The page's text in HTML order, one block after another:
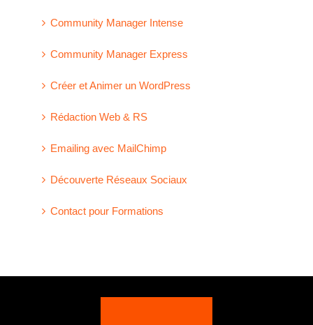
Community Manager Intense
Community Manager Express
Créer et Animer un WordPress
Rédaction Web & RS
Emailing avec MailChimp
Découverte Réseaux Sociaux
Contact pour Formations